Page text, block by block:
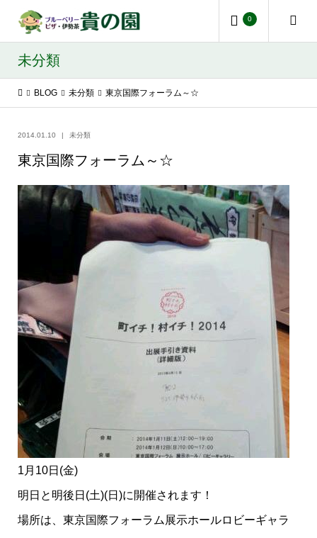
0
未分類
BLOG 未分類 東京国際フォーラム～☆
2014.01.10 未分類
東京国際フォーラム～☆
1月10日(金)
明日と明後日(土)(日)に開催されます！
場所は、東京国際フォーラム展示ホールロビーギャラ